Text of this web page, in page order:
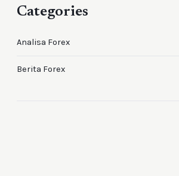
Categories
Analisa Forex
Berita Forex